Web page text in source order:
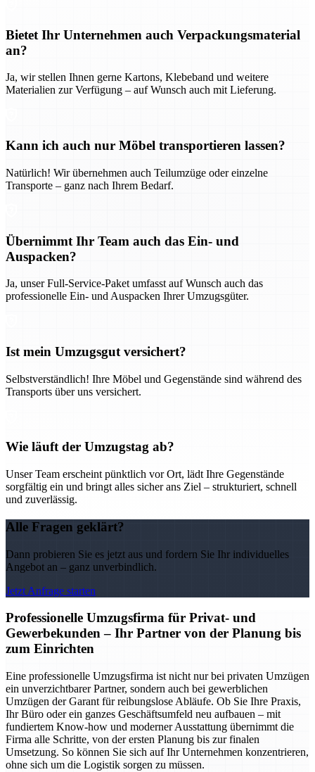
Bietet Ihr Unternehmen auch Verpackungsmaterial
an?
Ja, wir stellen Ihnen gerne Kartons, Klebeband und weitere
Materialien zur Verfügung – auf Wunsch auch mit Lieferung.
Kann ich auch nur Möbel transportieren lassen?
Natürlich! Wir übernehmen auch Teilumzüge oder einzelne
Transporte – ganz nach Ihrem Bedarf.
Übernimmt Ihr Team auch das Ein- und
Auspacken?
Ja, unser Full-Service-Paket umfasst auf Wunsch auch das
professionelle Ein- und Auspacken Ihrer Umzugsgüter.
Ist mein Umzugsgut versichert?
Selbstverständlich! Ihre Möbel und Gegenstände sind während des
Transports über uns versichert.
Wie läuft der Umzugstag ab?
Unser Team erscheint pünktlich vor Ort, lädt Ihre Gegenstände
sorgfältig ein und bringt alles sicher ans Ziel – strukturiert, schnell
und zuverlässig.
Alle Fragen geklärt?
Dann probieren Sie es jetzt aus und fordern Sie Ihr individuelles
Angebot an – ganz unverbindlich.
Jetzt Anfrage starten
Professionelle Umzugsfirma für Privat- und
Gewerbekunden – Ihr Partner von der Planung bis
zum Einrichten
Eine professionelle Umzugsfirma ist nicht nur bei privaten Umzügen
ein unverzichtbarer Partner, sondern auch bei gewerblichen
Umzügen der Garant für reibungslose Abläufe. Ob Sie Ihre Praxis,
Ihr Büro oder ein ganzes Geschäftsumfeld neu aufbauen – mit
fundiertem Know-how und moderner Ausstattung übernimmt die
Firma alle Schritte, von der ersten Planung bis zur finalen
Umsetzung. So können Sie sich auf Ihr Unternehmen konzentrieren,
ohne sich um die Logistik sorgen zu müssen.